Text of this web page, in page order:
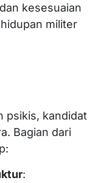
kesesuaian
militer
psikis, kandidat
Bagian dari
: